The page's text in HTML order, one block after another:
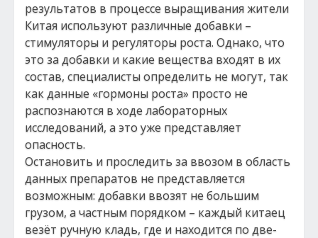
результатов в процессе выращивания жители
Китая используют различные добавки –
стимуляторы и регуляторы роста. Однако, что
это за добавки и какие вещества входят в их
состав, специалисты определить не могут, так
как данные «гормоны роста» просто не
распознаются в ходе лабораторных
исследований, а это уже представляет
опасность.
Остановить и проследить за ввозом в область
данных препаратов не представляется
возможным: добавки ввозят не большим
грузом, а частным порядком – каждый китаец
везёт ручную кладь, где и находится по две-